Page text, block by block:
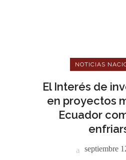
NOTICIAS
El Interés de
en proyectos
Ecuador
septiembre